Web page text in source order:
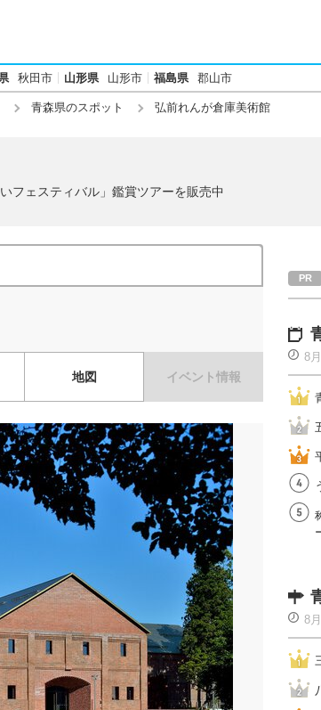
秋田市 山形県 山形市 福島県 郡山市
青森県のスポット 弘前れんが倉庫美術館
フェスティバル」鑑賞ツアーを販売中
地図 イベント情報
8
8